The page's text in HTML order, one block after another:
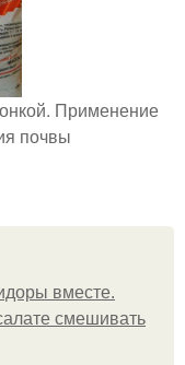
Применение
почвы
вместе.
смешивать